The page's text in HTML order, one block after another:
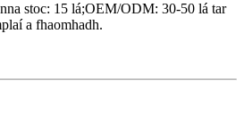
stoc: 15 lá;OEM/ODM: 30-50 lá tar
a fhaomhadh.